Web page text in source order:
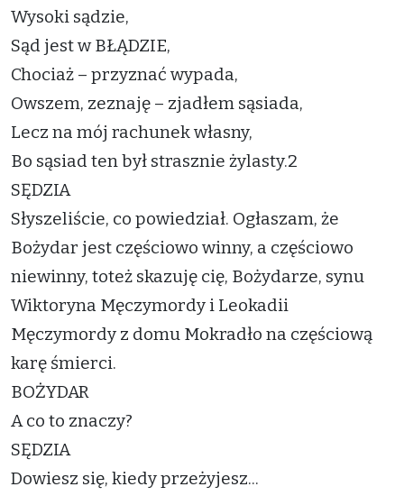
Wysoki sądzie,
Sąd jest w BŁĄDZIE,
Chociaż – przyznać wypada,
Owszem, zeznaję – zjadłem sąsiada,
Lecz na mój rachunek własny,
Bo sąsiad ten był strasznie żylasty.2
SĘDZIA
Słyszeliście, co powiedział. Ogłaszam, że
Bożydar jest częściowo winny, a częściowo
niewinny, toteż skazuję cię, Bożydarze, synu
Wiktoryna Męczymordy i Leokadii
Męczymordy z domu Mokradło na częściową
karę śmierci.
BOŻYDAR
A co to znaczy?
SĘDZIA
Dowiesz się, kiedy przeżyjesz...